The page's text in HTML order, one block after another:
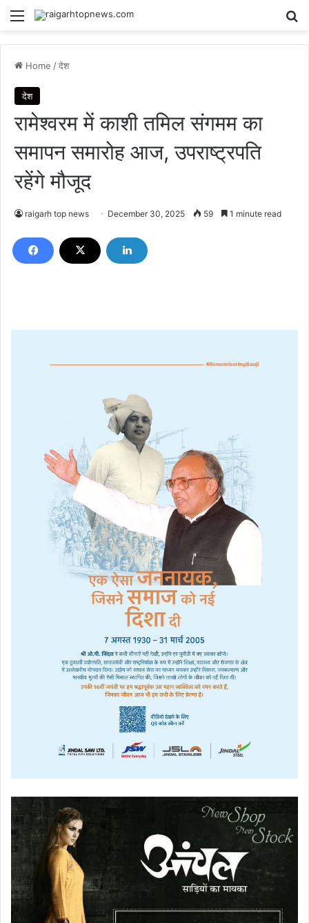
Menu
Home /देश
देश
रामेश्वरम में काशी तमिल संगमम का
समापन समारोह आज, उपराष्ट्रपति
रहेंगे मौजूद
raigarh top news December 30, 2025 59 1 minute read